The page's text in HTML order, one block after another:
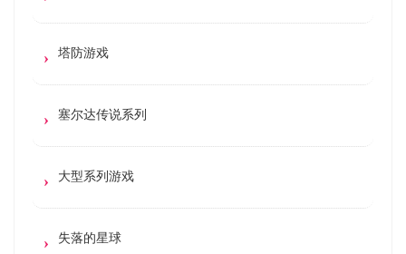
塔防游戏
塞尔达传说系列
大型系列游戏
失落的星球